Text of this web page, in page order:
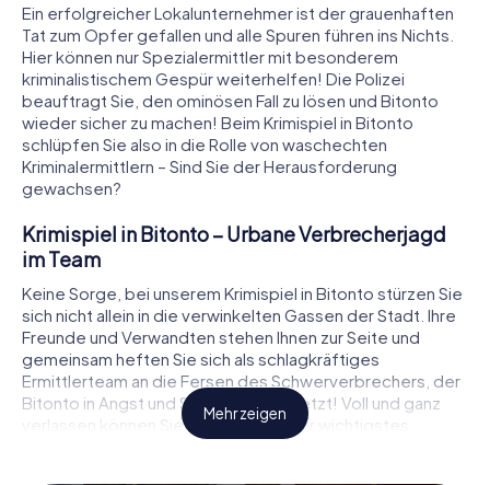
Ein erfolgreicher Lokalunternehmer ist der grauenhaften
Tat zum Opfer gefallen und alle Spuren führen ins Nichts.
Hier können nur Spezialermittler mit besonderem
kriminalistischem Gespür weiterhelfen! Die Polizei
beauftragt Sie, den ominösen Fall zu lösen und Bitonto
wieder sicher zu machen! Beim Krimispiel in Bitonto
schlüpfen Sie also in die Rolle von waschechten
Kriminalermittlern – Sind Sie der Herausforderung
gewachsen?
Krimispiel in Bitonto – Urbane Verbrecherjagd
im Team
Keine Sorge, bei unserem Krimispiel in Bitonto stürzen Sie
sich nicht allein in die verwinkelten Gassen der Stadt. Ihre
Freunde und Verwandten stehen Ihnen zur Seite und
gemeinsam heften Sie sich als schlagkräftiges
Ermittlerteam an die Fersen des Schwerverbrechers, der
Bitonto in Angst und Schrecken versetzt! Voll und ganz
verlassen können Sie sich dabei auf Ihr wichtigstes
Ermittlerutensil, Ihr Smartphone. Mittels GPS-Navigation
Mehr zeigen